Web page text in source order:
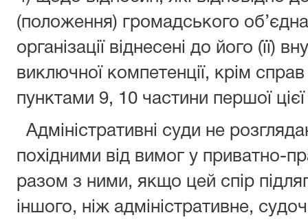
(положення) громадського
організації віднесені до його (її)
виключної компетенції, крім
пунктами 9, 10 частини першої цієї
Адміністративні суди не
похідними від вимог у приватно-
разом з ними, якщо цей спір
іншого, ніж адміністративне,